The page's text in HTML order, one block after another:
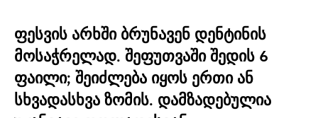
ფესვის არხში ბრუნავენ დენტინის
მოსაჭრელად. შეფუთვაში შედის 6
ფაილი; შეიძლება იყოს ერთი ან
სხვადასხვა ზომის. დამზადებულია